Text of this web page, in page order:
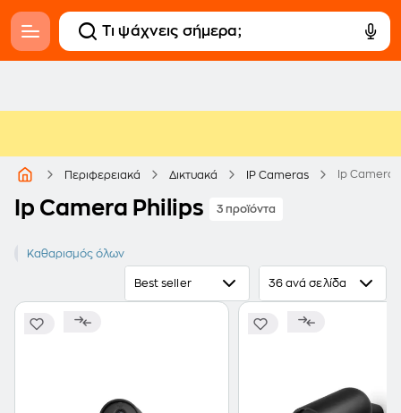
Περιφερειακά Δικτυακά IP Cameras Ip Camera
Ip Camera Philips 3 προϊόντα
PHILIPS
Καθαρισμός όλων
Best seller 36 ανά σελίδα